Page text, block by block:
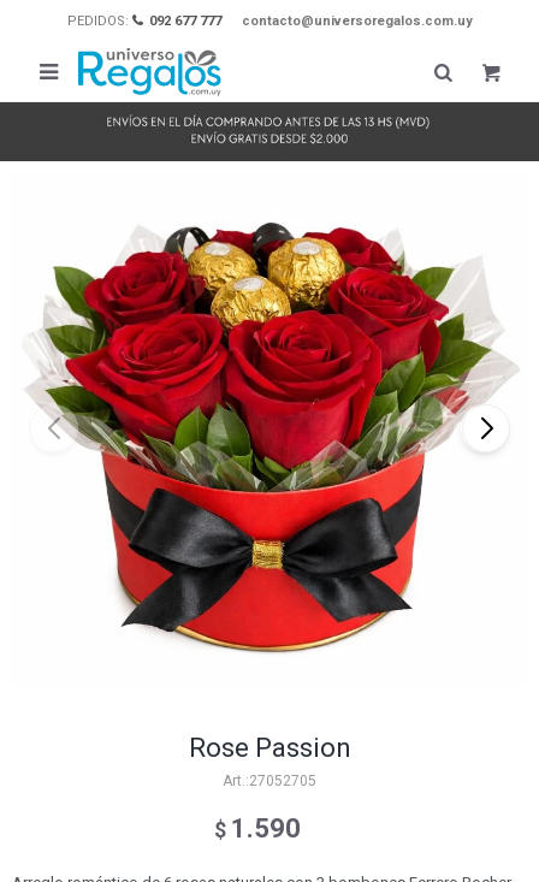
PEDIDOS: 092 677 777 contacto@universoregalos.com.uy

Rose Passion
27052705
$ 1.590